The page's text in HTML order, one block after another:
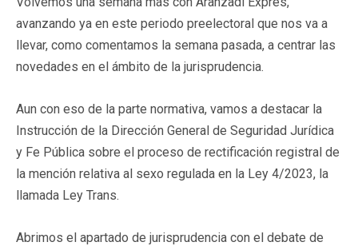
avanzando ya en este periodo preelectoral que nos va a
llevar, como comentamos la semana pasada, a centrar las
novedades en el ámbito de la jurisprudencia.
Aun con eso de la parte normativa, vamos a destacar la
Instrucción de la Dirección General de Seguridad Jurídica
y Fe Pública sobre el proceso de rectificación registral de
la mención relativa al sexo regulada en la Ley 4/2023, la
llamada Ley Trans.
Abrimos el apartado de jurisprudencia con el debate de